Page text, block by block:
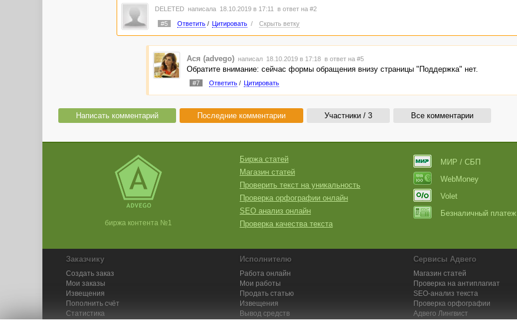
DELETED написала 18.10.2019 в 17:11 в ответ на #2
#5 Ответить/ Цитировать / Скрыть ветку
Ася (advego) написал 18.10.2019 в 17:18 в ответ на #5
Обратите внимание: сейчас формы обращения внизу страницы "Поддержка" нет.
#7 Ответить/ Цитировать
Написать комментарий Последние комментарии Участники / 3 Все комментарии
биржа контента №1
Биржа статей
Магазин статей
Проверить текст на уникальность
Проверка орфографии онлайн
SEO анализ онлайн
Проверка качества текста
МИР / СБП
WebMoney
Volet
Безналичный платеж
Заказчику
Создать заказ
Мои заказы
Извещения
Пополнить счёт
Статистика
Исполнителю
Работа онлайн
Мои работы
Продать статью
Извещения
Вывод средств
Сервисы Адвего
Магазин статей
Проверка на антиплагиат
SEO-анализ текста
Проверка орфографии
Адвего Лингвист